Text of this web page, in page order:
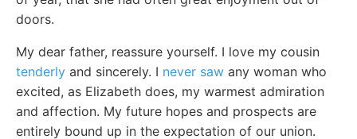
doors.
My dear father, reassure yourself. I love my cousin
tenderly and sincerely. I never saw any woman who
excited, as Elizabeth does, my warmest admiration
and affection. My future hopes and prospects are
entirely bound up in the expectation of our union.